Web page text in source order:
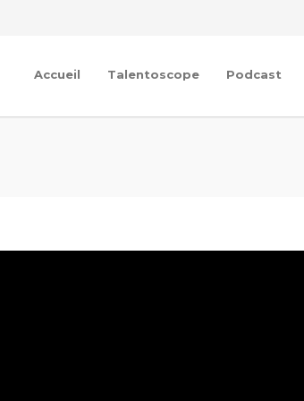
Accueil Talentoscope Podcast